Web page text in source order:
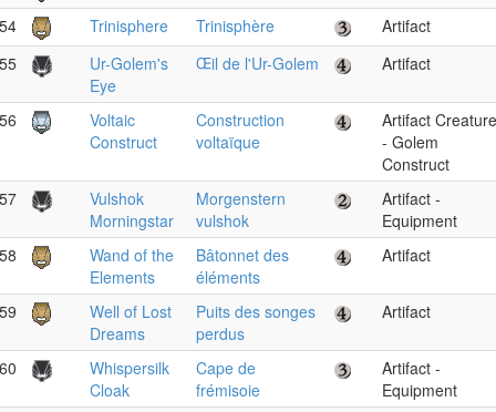
Trinisphere Trinisphère
Artifact
Ur-Golem's
Eye
Œil de l'Ur-Golem Artifact
Voltaic
Construct
Construction
voltaïque
Artifact Creature
- Golem
Construct
Vulshok
Morningstar
Morgenstern
vulshok
Artifact -
Equipment
Wand of the
Elements
Bâtonnet des
éléments
Artifact
Well of Lost
Dreams
Puits des songes
perdus
Artifact
Whispersilk
Cloak
Cape de
frémisoie
Artifact -
Equipment